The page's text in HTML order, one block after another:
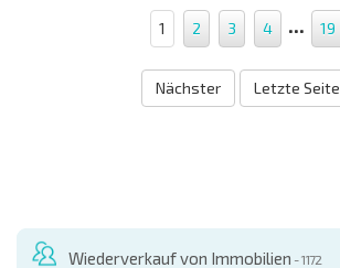
1 2 3 4 ... 19
Nächster Letzte Seite
Wiederverkauf von Immobilien - 1172